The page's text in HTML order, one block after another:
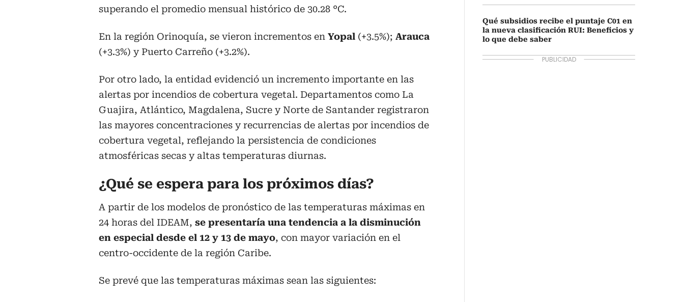
superando el promedio mensual histórico de 30.28 °C.
En la región Orinoquía, se vieron incrementos en Yopal (+3.5%); Arauca
(+3.3%) y Puerto Carreño (+3.2%).
Por otro lado, la entidad evidenció un incremento importante en las
alertas por incendios de cobertura vegetal. Departamentos como La
Guajira, Atlántico, Magdalena, Sucre y Norte de Santander registraron
las mayores concentraciones y recurrencias de alertas por incendios de
cobertura vegetal, reflejando la persistencia de condiciones
atmosféricas secas y altas temperaturas diurnas.
¿Qué se espera para los próximos días?
A partir de los modelos de pronóstico de las temperaturas máximas en
24 horas del IDEAM, se presentaría una tendencia a la disminución
en especial desde el 12 y 13 de mayo, con mayor variación en el
centro-occidente de la región Caribe.
Se prevé que las temperaturas máximas sean las siguientes:
Qué subsidios recibe el puntaje C01 en
la nueva clasificación RUI: Beneficios y
lo que debe saber